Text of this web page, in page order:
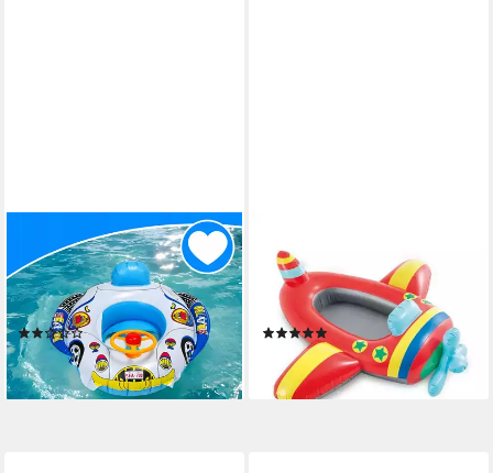
FESTIVALARTIKEL
Schwimmring Aufblasbares
Boot mit Hupe, Sitz & Steuer
für Kinder, 66 cm
(1)
19,90 €
lieferbar - in 4-5 Werktagen bei dir
Schwimmtier 59380NP -
Baby-Boot - Pool-Cruiser
(110x100cm)
(4)
8,99 €
lieferbar - in 2-3 Werktagen bei dir